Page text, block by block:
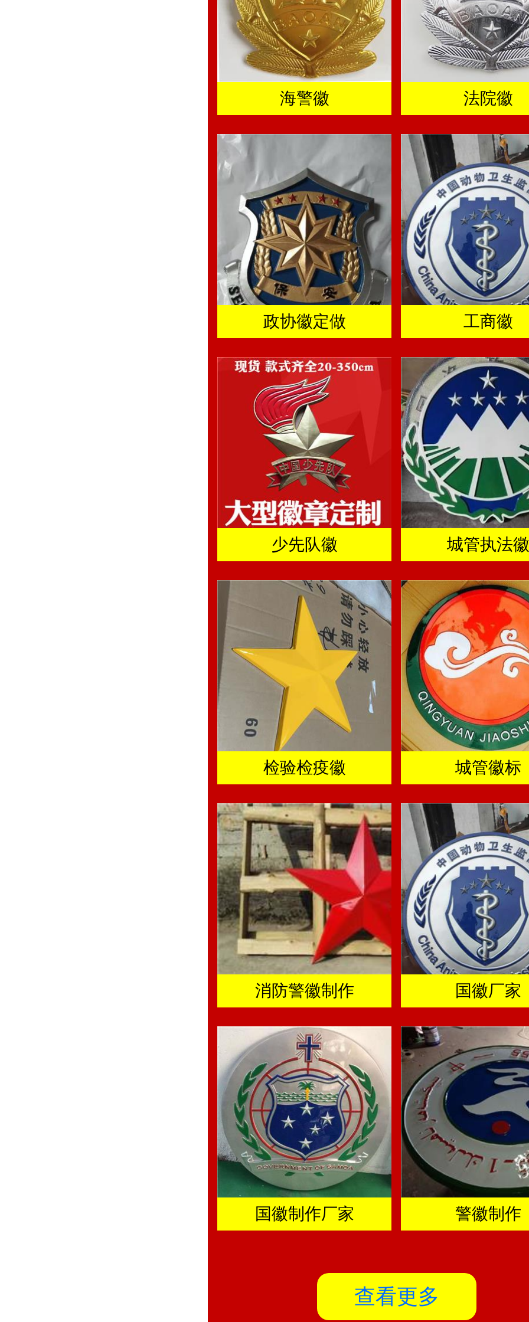
海警徽 法院徽
政协徽定做 工商徽
少先队徽 城管执法徽
检验检疫徽 城管徽标
消防警徽制作 国徽厂家
国徽制作厂家 警徽制作
查看更多